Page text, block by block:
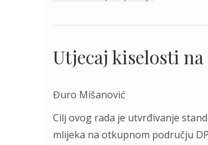
Utjecaj kiselosti
Đuro Mišanović
Cilj ovog rada je utvrđivanje
mlijeka na otkupnom području